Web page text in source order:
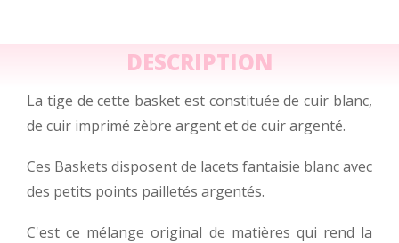
DESCRIPTION
La tige de cette basket est constituée de cuir blanc,
de cuir imprimé zèbre argent et de cuir argenté.
Ces Baskets disposent de lacets fantaisie blanc avec
des petits points pailletés argentés.
C'est ce mélange original de matières qui rend la